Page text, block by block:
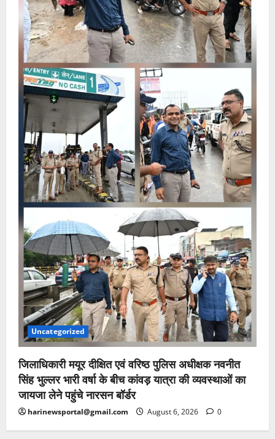
Uncategorized
जिलाधिकारी मयूर दीक्षित एवं वरिष्ठ पुलिस अधीक्षक नवनीत
सिंह भुल्लर भारी वर्षा के बीच कांवड़ यात्रा की व्यवस्थाओं का
जायजा लेने पहुंचे नारसन बॉर्डर
harinewsportal@gmail.com August 6, 2026 0